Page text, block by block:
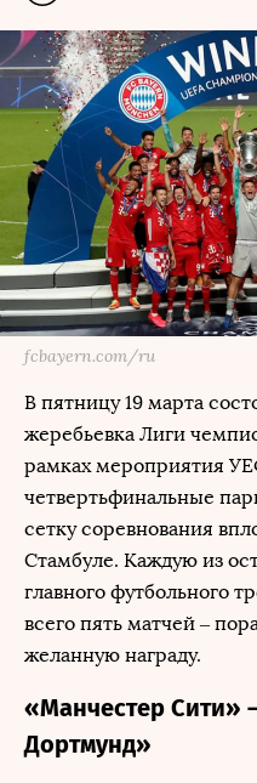
fcbayern.com/ru
В пятницу 19 марта
жеребьевка Лиги
рамках мероприятия
четвертьфинальные
сетку соревнования
Стамбуле. Каждую из
главного футбольного
всего пять матчей –
желанную награду.
«Манчестер Сити»
Дортмунд»